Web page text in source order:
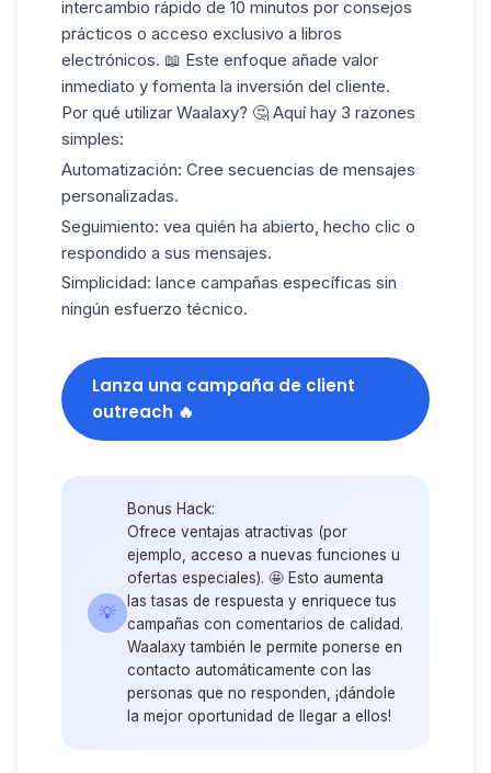
intercambio rápido de 10 minutos por consejos
prácticos o acceso exclusivo a libros
electrónicos. 📖 Este enfoque añade valor
inmediato y fomenta la inversión del cliente.
Por qué utilizar Waalaxy? 🤔 Aquí hay 3 razones
simples:
Automatización: Cree secuencias de mensajes
personalizadas.
Seguimiento: vea quién ha abierto, hecho clic o
respondido a sus mensajes.
Simplicidad: lance campañas específicas sin
ningún esfuerzo técnico.
Lanza una campaña de client
outreach 🔥
💡
Bonus Hack:
Ofrece ventajas atractivas (por
ejemplo, acceso a nuevas funciones u
ofertas especiales). 🤩 Esto aumenta
las tasas de respuesta y enriquece tus
campañas con comentarios de calidad.
Waalaxy también le permite ponerse en
contacto automáticamente con las
personas que no responden, ¡dándole
la mejor oportunidad de llegar a ellos!